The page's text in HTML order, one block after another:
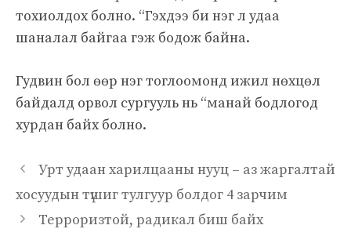
тохиолдох болно. “Гэхдээ би нэг л удаа
шаналал байгаа гэж бодож байна.
Гудвин бол өөр нэг тоглоомонд ижил нөхцөл
байдалд орвол сургууль нь “манай бодлогод
хурдан байх болно.
Урт удаан харилцааны нууц – аз жаргалтай
хосуудын түшиг тулгуур болдог 4 зарчим
Терроризтой, радикал биш байх